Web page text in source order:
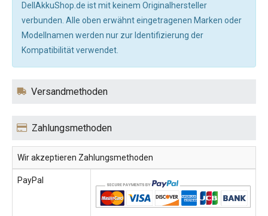
DellAkkuShop.de ist mit keinem Originalhersteller
verbunden. Alle oben erwähnt eingetragenen Marken oder
Modellnamen werden nur zur Identifizierung der
Kompatibilität verwendet.
Versandmethoden
Zahlungsmethoden
Wir akzeptieren Zahlungsmethoden
PayPal